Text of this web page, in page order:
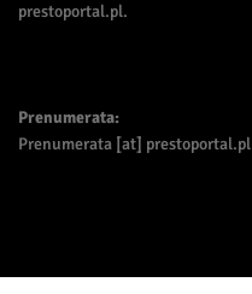
prestoportal.pl.
Prenumerata:
Prenumerata [at] prestoportal.pl